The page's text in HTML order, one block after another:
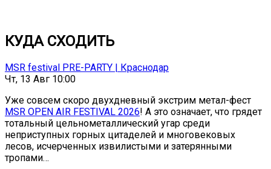
КУДА СХОДИТЬ
MSR festival PRE-PARTY | Краснодар
Чт, 13 Авг 10:00
Уже совсем скоро двухдневный экстрим метал-фест
MSR OPEN AIR FESTIVAL 2026! А это означает, что грядет
тотальный цельнометаллический угар среди
неприступных горных цитаделей и многовековых
лесов, исчерченных извилистыми и затерянными
тропами…